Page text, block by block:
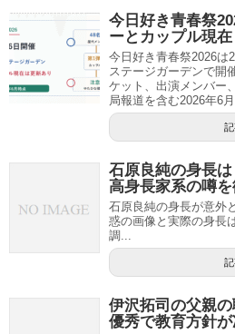
今日好き青春祭
ーとカップル現在
今日好き青春祭2026は
ステージガーデンで開
ケット、出演メンバー
局報道を含む2026年6
石原良純の身長
高身長家系の噂を
石原良純の身長が意外
惑の画像と実際の身長
調...
伊沢拓司の父親
優秀で教育方針が